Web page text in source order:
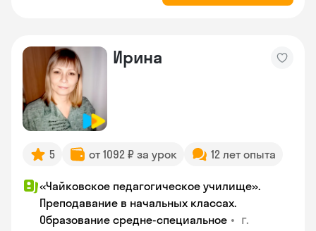
Ирина
5 от 1092 ₽ за урок 12 лет опыта
«Чайковское педагогическое училище».
Преподавание в начальных классах.
Образование средне-специальное • г.